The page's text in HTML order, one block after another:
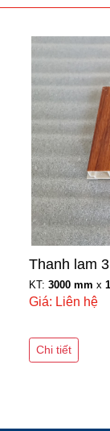
Thanh lam
KT: 3000 mm x
Giá: Liên hệ
Chi tiết